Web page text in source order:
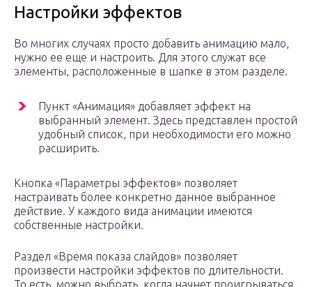
Настройки эффектов
Во многих случаях просто добавить анимацию мало,
нужно ее еще и настроить. Для этого служат все
элементы, расположенные в шапке в этом разделе.
Пункт «Анимация» добавляет эффект на
выбранный элемент. Здесь представлен простой
удобный список, при необходимости его можно
расширить.
Кнопка «Параметры эффектов» позволяет
настраивать более конкретно данное выбранное
действие. У каждого вида анимации имеются
собственные настройки.
Раздел «Время показа слайдов» позволяет
произвести настройки эффектов по длительности.
То есть, можно выбрать, когда начнет проигрываться